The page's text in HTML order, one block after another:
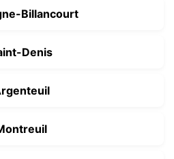
Billancourt
Denis